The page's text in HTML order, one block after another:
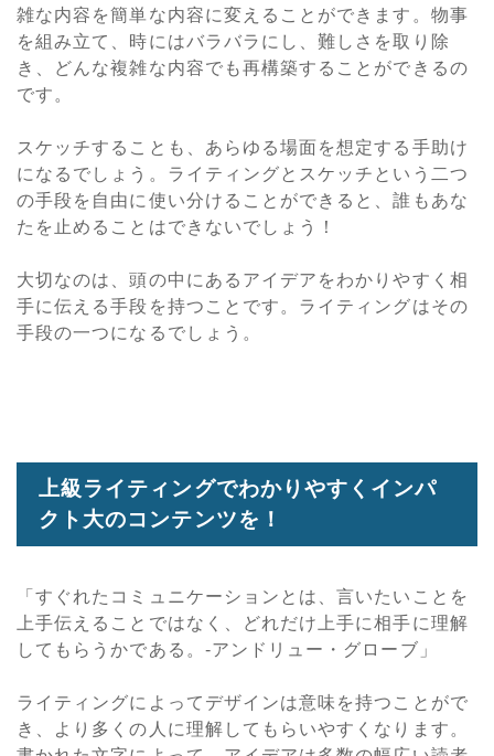
雑な内容を簡単な内容に変えることができます。物事
を組み立て、時にはバラバラにし、難しさを取り除
き、どんな複雑な内容でも再構築することができるの
です。
スケッチすることも、あらゆる場面を想定する手助け
になるでしょう。ライティングとスケッチという二つ
の手段を自由に使い分けることができると、誰もあな
たを止めることはできないでしょう！
大切なのは、頭の中にあるアイデアをわかりやすく相
手に伝える手段を持つことです。ライティングはその
手段の一つになるでしょう。
上級ライティングでわかりやすくインパ
クト大のコンテンツを！
「すぐれたコミュニケーションとは、言いたいことを
上手伝えることではなく、どれだけ上手に相手に理解
してもらうかである。-アンドリュー・グローブ」
ライティングによってデザインは意味を持つことがで
き、より多くの人に理解してもらいやすくなります。